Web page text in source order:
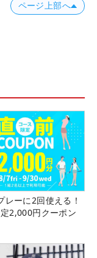
ページ上部へ
レーに2回使える！
2,000円クーポン